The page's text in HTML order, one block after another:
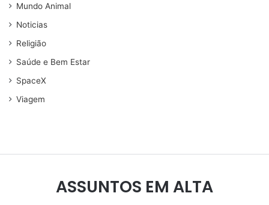
Mundo Animal
Noticias
Religião
Saúde e Bem Estar
SpaceX
Viagem
ASSUNTOS EM ALTA